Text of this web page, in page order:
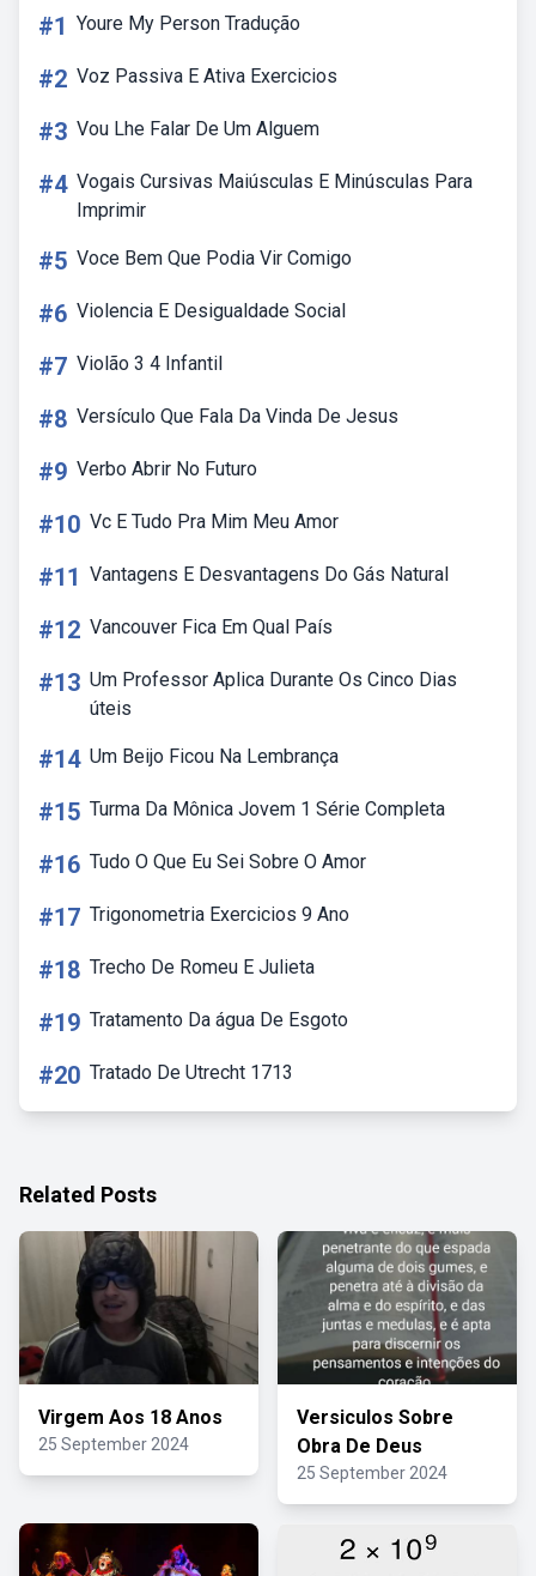
#1 Youre My Person Tradução
#2 Voz Passiva E Ativa Exercicios
#3 Vou Lhe Falar De Um Alguem
#4 Vogais Cursivas Maiúsculas E Minúsculas Para
Imprimir
#5 Voce Bem Que Podia Vir Comigo
#6 Violencia E Desigualdade Social
#7 Violão 3 4 Infantil
#8 Versículo Que Fala Da Vinda De Jesus
#9 Verbo Abrir No Futuro
#10 Vc E Tudo Pra Mim Meu Amor
#11 Vantagens E Desvantagens Do Gás Natural
#12 Vancouver Fica Em Qual País
#13 Um Professor Aplica Durante Os Cinco Dias
úteis
#14 Um Beijo Ficou Na Lembrança
#15 Turma Da Mônica Jovem 1 Série Completa
#16 Tudo O Que Eu Sei Sobre O Amor
#17 Trigonometria Exercicios 9 Ano
#18 Trecho De Romeu E Julieta
#19 Tratamento Da água De Esgoto
#20 Tratado De Utrecht 1713
Related Posts
Virgem Aos 18 Anos
25 September 2024
Versiculos Sobre
Obra De Deus
25 September 2024